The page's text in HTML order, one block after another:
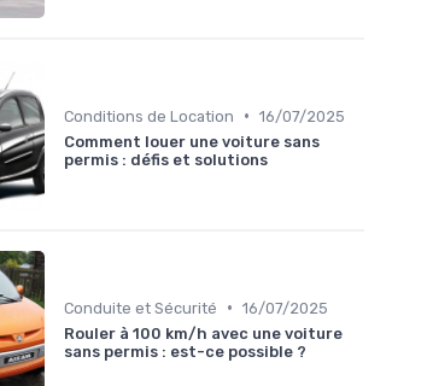
Conditions de Location • 16/07/2025
Comment louer une voiture sans
permis : défis et solutions
Conduite et Sécurité • 16/07/2025
Rouler à 100 km/h avec une voiture
sans permis : est-ce possible ?